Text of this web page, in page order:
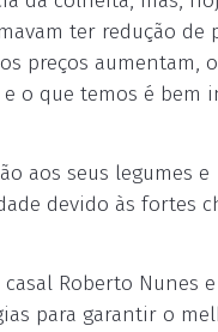
ter redução de
preços aumentam,
o que temos é bem
aos seus legumes e
devido às fortes
Roberto Nunes
para garantir o